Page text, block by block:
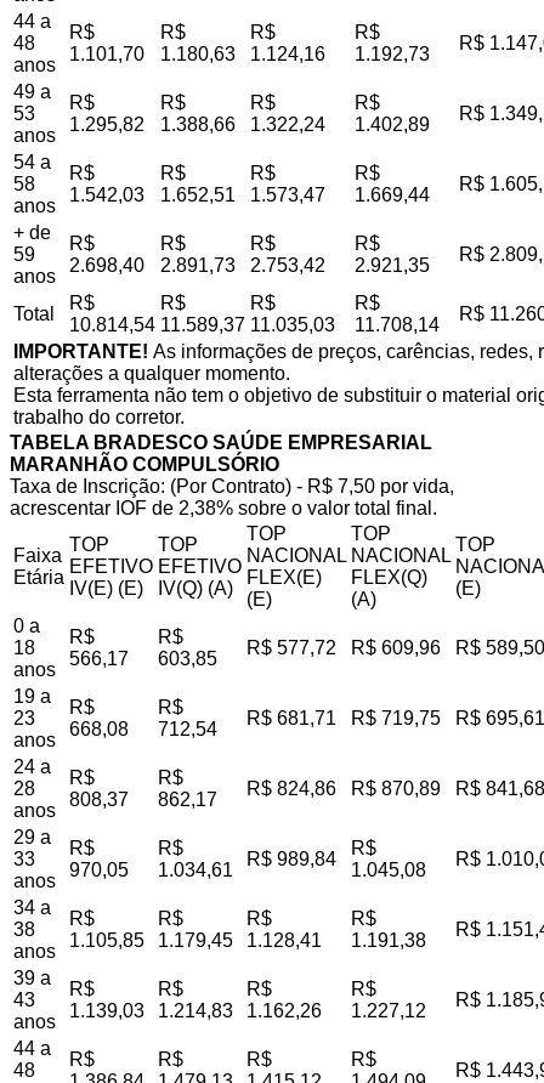
44 a
48
anos
R$
1.101,70
R$
1.180,63
R$
1.124,16
R$
1.192,73
R$
49 a
53
anos
R$
1.295,82
R$
1.388,66
R$
1.322,24
R$
1.402,89
R$
54 a
58
anos
R$
1.542,03
R$
1.652,51
R$
1.573,47
R$
1.669,44
R$
+ de
59
anos
R$
2.698,40
R$
2.891,73
R$
2.753,42
R$
2.921,35
R$
Total
R$
10.814,54
R$
11.589,37
R$
11.035,03
R$
11.708,14
R$
IMPORTANTE! As informações de preços, carências,
alterações a qualquer momento.
Esta ferramenta não tem o objetivo de substituir o material
trabalho do corretor.
TABELA BRADESCO SAÚDE EMPRESARIAL
MARANHÃO COMPULSÓRIO
Taxa de Inscrição: (Por Contrato) - R$ 7,50 por vida,
acrescentar IOF de 2,38% sobre o valor total final.
Faixa
Etária
TOP
EFETIVO
IV(E) (E)
TOP
EFETIVO
IV(Q) (A)
TOP
NACIONAL
FLEX(E)
(E)
TOP
NACIONAL
FLEX(Q)
(A)
TOP
(E)
0 a
18
anos
R$
566,17
R$
603,85
R$ 577,72 R$ 609,96 R$ 589,50
19 a
23
anos
R$
668,08
R$
712,54
R$ 681,71 R$ 719,75 R$ 695,61
24 a
28
anos
R$
808,37
R$
862,17
R$ 824,86 R$ 870,89 R$ 841,68
29 a
33
anos
R$
970,05
R$
1.034,61
R$ 989,84
R$
1.045,08
R$
34 a
38
anos
R$
1.105,85
R$
1.179,45
R$
1.128,41
R$
1.191,38
R$
39 a
43
anos
R$
1.139,03
R$
1.214,83
R$
1.162,26
R$
1.227,12
R$
44 a
48
R$
R$
R$
R$
R$